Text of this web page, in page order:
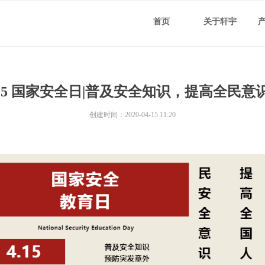
首页 关于轩宇
国家安全日|普及安全知识，提高全民意
创建时间： 2020-04-15 11:20